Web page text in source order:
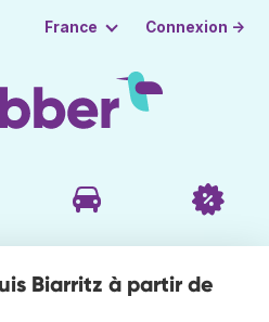
France Connexion →
Biarritz à partir de